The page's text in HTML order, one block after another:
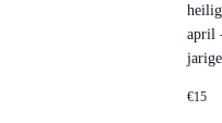
april
€15